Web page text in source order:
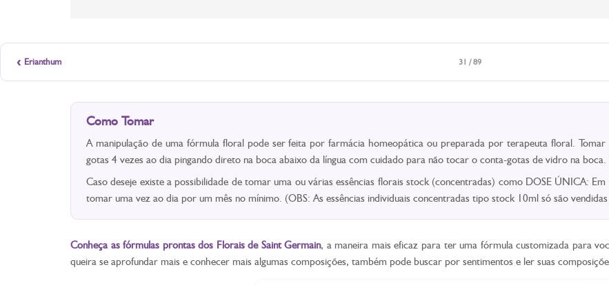
‹ Erianthum 31 / 89
Como Tomar
A manipulação de uma fórmula floral pode ser feita por farmácia homeopática ou preparada por terapeuta floral.
gotas 4 vezes ao dia pingando direto na boca abaixo da língua com cuidado para não tocar o conta-gotas de vidro na
Caso deseje existe a possibilidade de tomar uma ou várias essências florais stock (concentradas) como DOSE ÚNICA:
tomar uma vez ao dia por um mês no mínimo. (OBS: As essências individuais concentradas tipo stock 10ml só são
Conheça as fórmulas prontas dos Florais de Saint Germain, a maneira mais eficaz para ter uma fórmula customizada para
queira se aprofundar mais e conhecer mais algumas composições, também pode buscar por sentimentos e ler suas